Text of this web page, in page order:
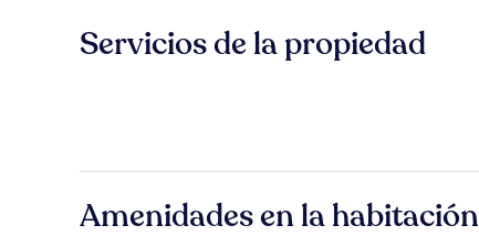
Servicios de la propiedad
Amenidades en la habitación